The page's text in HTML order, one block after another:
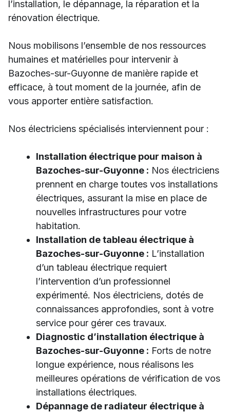
l’installation, le dépannage, la réparation et la
rénovation électrique.
Nous mobilisons l’ensemble de nos ressources
humaines et matérielles pour intervenir à
Bazoches-sur-Guyonne de manière rapide et
efficace, à tout moment de la journée, afin de
vous apporter entière satisfaction.
Nos électriciens spécialisés interviennent pour :
Installation électrique pour maison à
Bazoches-sur-Guyonne : Nos électriciens
prennent en charge toutes vos installations
électriques, assurant la mise en place de
nouvelles infrastructures pour votre
habitation.
Installation de tableau électrique à
Bazoches-sur-Guyonne : L’installation
d’un tableau électrique requiert
l’intervention d’un professionnel
expérimenté. Nos électriciens, dotés de
connaissances approfondies, sont à votre
service pour gérer ces travaux.
Diagnostic d’installation électrique à
Bazoches-sur-Guyonne : Forts de notre
longue expérience, nous réalisons les
meilleures opérations de vérification de vos
installations électriques.
Dépannage de radiateur électrique à